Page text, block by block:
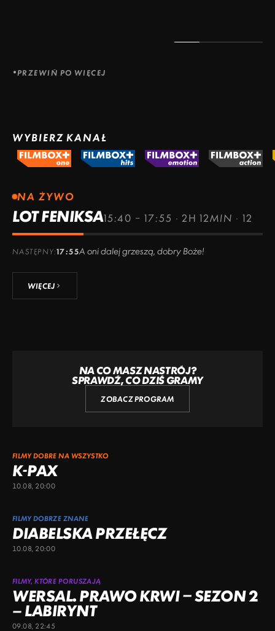
PRZEWIŃ PO WIĘCEJ
WYBIERZ KANAŁ
NA ŻYWO
LOT FENIKSA15:40 – 17:55 ·2H 12MIN · 12
NASTĘPNY:17:55A oni dalej grzeszą, dobry Boże!
WIĘCEJ
NA CO MASZ NASTRÓJ?
SPRAWDŹ, CO DZIŚ GRAMY
ZOBACZ PROGRAM
FILMY DOBRE NA WSZYSTKO
K-PAX
10.08, 20:00
FILMY DOBRZE ZNANE
DIABELSKA PRZEŁĘCZ
10.08, 20:00
FILMY, KTÓRE PORUSZAJĄ
WERSAL. PRAWO KRWI – SEZON 2
– LABIRYNT
09.08, 22:45